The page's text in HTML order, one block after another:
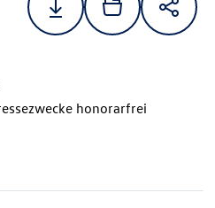
honorarfrei